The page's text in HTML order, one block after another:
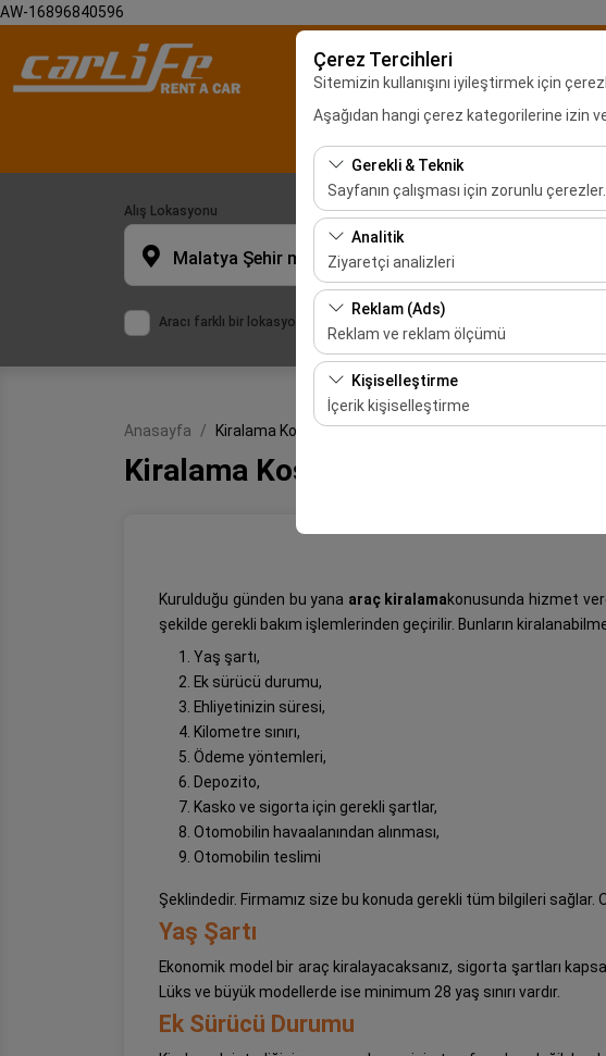
AW-16896840596
Çerez Tercihleri
Sitemizin kullanışını iyileştirmek için
Aşağıdan hangi çerez kategorilerine izin
Gerekli & Teknik
Sayfanın çalışması için zorunlu
Bu çerezler sitenin doğru şekilde
bırakılamaz.
Analitik
Ziyaretçi analizleri
Bu çerezler, sitemizin nasıl
etmemizi sağlar. Bu veriler, web sitesi
Reklam (Ads)
Reklam ve reklam ölçümü
Bu çerezler, size ilgi alanlarınıza uygun
etkinliğini (gösterim sayısı, tıklama
Kişiselleştirme
İçerik kişiselleştirme
deneyiminizin tutarlılığını ve
Malatya Araç Kiralama
Alış Lokasyonu
Malatya Şehir merkezi
Aracı farklı bir lokasyona bırakacağım
Alış Tarih &
Anasayfa Kiralama Koşulları
Kiralama Koşulları
Kurulduğu günden bu yana araç kiralamakonusunda hizmet
şekilde gerekli bakım işlemlerinden geçirilir. Bunların
Yaş şartı,
Ek sürücü durumu,
Ehliyetinizin süresi,
Kilometre sınırı,
Ödeme yöntemleri,
Depozito,
Kasko ve sigorta için gerekli şartlar,
Otomobilin havaalanından alınması,
Otomobilin teslimi
Şeklindedir. Firmamız size bu konuda gerekli tüm bilgileri
Yaş Şartı
Ekonomik model bir araç kiralayacaksanız, sigorta şartları
Lüks ve büyük modellerde ise minimum 28 yaş sınırı vardır.
Ek Sürücü Durumu